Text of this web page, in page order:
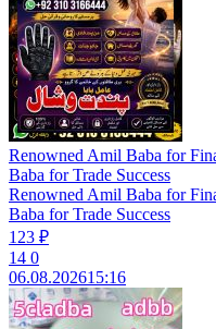
Renowned Amil Baba for
Baba for Trade Success
Renowned Amil Baba for
Baba for Trade Success
123 ₽
14 0
06.08.202615:16